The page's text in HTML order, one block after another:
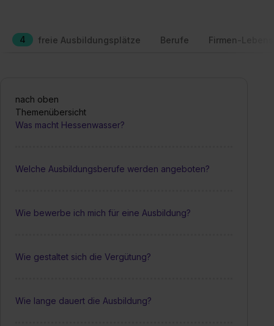
4 freie Ausbildungsplätze Berufe Firmen-
nach oben
Themenübersicht
Was macht Hessenwasser?
Welche Ausbildungsberufe werden angeboten?
Wie bewerbe ich mich für eine Ausbildung?
Wie gestaltet sich die Vergütung?
Wie lange dauert die Ausbildung?